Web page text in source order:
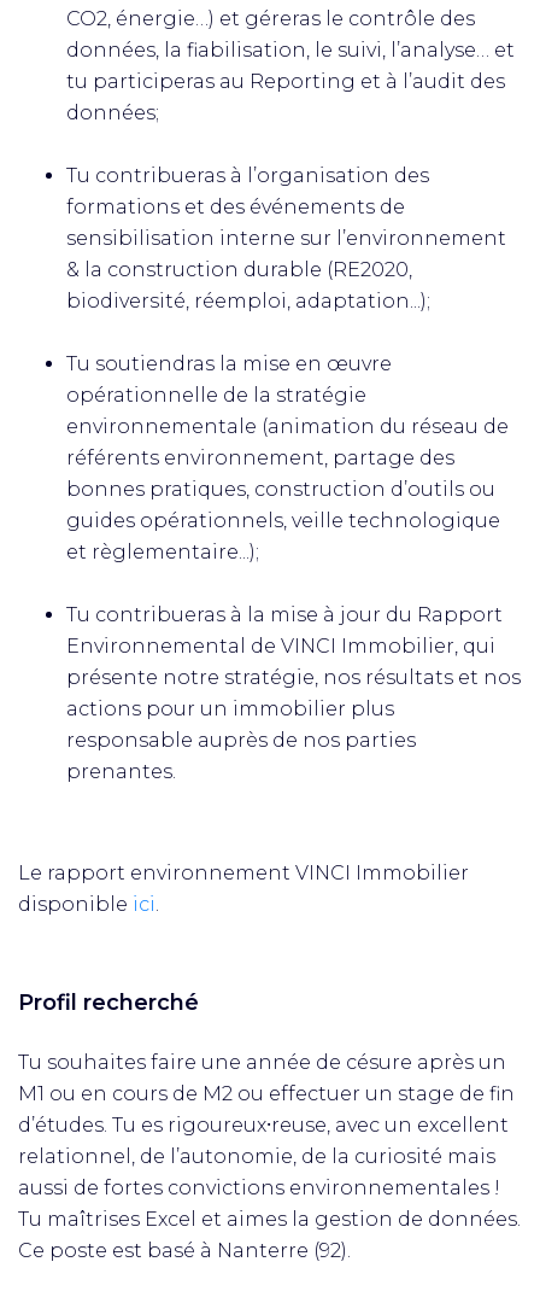
CO2, énergie…) et géreras le contrôle des
données, la fiabilisation, le suivi, l’analyse… et
tu participeras au Reporting et à l’audit des
données;
Tu contribueras à l’organisation des
formations et des événements de
sensibilisation interne sur l’environnement
& la construction durable (RE2020,
biodiversité, réemploi, adaptation...);
Tu soutiendras la mise en œuvre
opérationnelle de la stratégie
environnementale (animation du réseau de
référents environnement, partage des
bonnes pratiques, construction d’outils ou
guides opérationnels, veille technologique
et règlementaire...);
Tu contribueras à la mise à jour du Rapport
Environnemental de VINCI Immobilier, qui
présente notre stratégie, nos résultats et nos
actions pour un immobilier plus
responsable auprès de nos parties
prenantes.
Le rapport environnement VINCI Immobilier
disponible ici.
Profil recherché
Tu souhaites faire une année de césure après un
M1 ou en cours de M2 ou effectuer un stage de fin
d’études. Tu es rigoureux⸱reuse, avec un excellent
relationnel, de l’autonomie, de la curiosité mais
aussi de fortes convictions environnementales !
Tu maîtrises Excel et aimes la gestion de données.
Ce poste est basé à Nanterre (92).